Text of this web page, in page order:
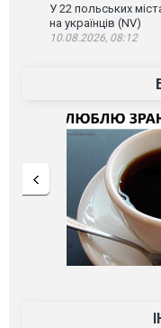
У 22 польських
на українців (NV)
10.08.2026, 08:12